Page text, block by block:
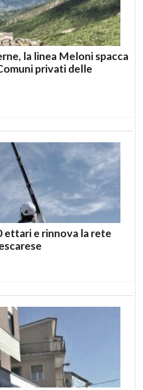
la linea Meloni spacca
privati delle
ettari e rinnova la rete